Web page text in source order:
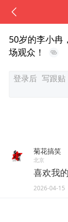
50岁的李小冉
场观众！
菊花搞笑
北京
喜欢我
2026-04-15